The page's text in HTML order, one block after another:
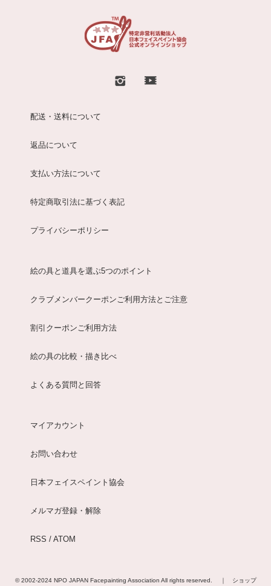
配送・送料について
返品について
支払い方法について
特定商取引法に基づく表記
プライバシーポリシー
絵の具と道具を選ぶ5つのポイント
クラブメンバークーポンご利用方法とご注意
割引クーポンご利用方法
絵の具の比較・描き比べ
よくある質問と回答
マイアカウント
お問い合わせ
日本フェイスペイント協会
メルマガ登録・解除
RSS / ATOM
© 2002-2024 NPO JAPAN Facepainting Association All rights reserved. ｜ ショップ